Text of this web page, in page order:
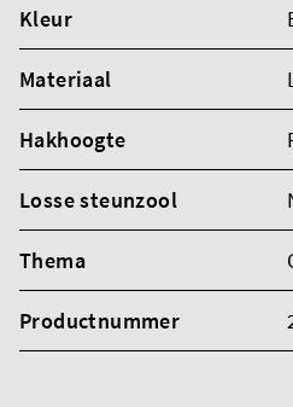
Kleur
Materiaal
Hakhoogte
Losse steunzool
Thema
Productnummer